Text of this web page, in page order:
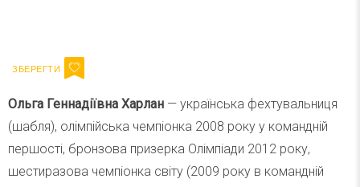
Ольга Геннадіївна Харлан — українська фехтувальниця
(шабля), олімпійська чемпіонка 2008 року у командній
першості, бронзова призерка Олімпіади 2012 року,
шестиразова чемпіонка світу (2009 року в командній